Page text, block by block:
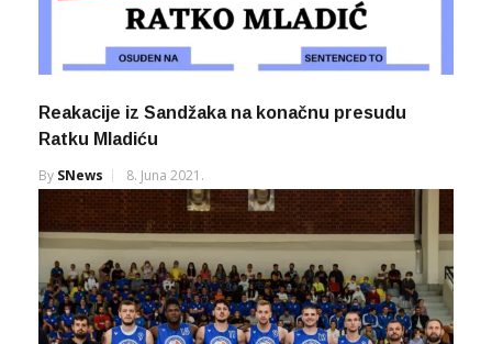
Reakacije iz Sandžaka na konačnu presudu
Ratku Mladiću
By SNews 8. Juna 2021.